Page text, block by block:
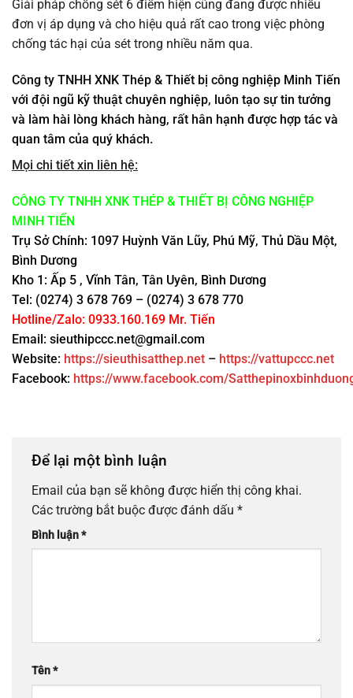
Giải pháp chống sét 6 điểm hiện cũng đang được nhiều
đơn vị áp dụng và cho hiệu quả rất cao trong việc phòng
chống tác hại của sét trong nhiều năm qua.
Công ty TNHH XNK Thép & Thiết bị công nghiệp Minh Tiến
với đội ngũ kỹ thuật chuyên nghiệp, luôn tạo sự tin tưởng
và làm hài lòng khách hàng, rất hân hạnh được hợp tác và
quan tâm của quý khách.
Mọi chi tiết xin liên hệ:
CÔNG TY TNHH XNK THÉP & THIẾT BỊ CÔNG NGHIỆP
MINH TIẾN
Trụ Sở Chính: 1097 Huỳnh Văn Lũy, Phú Mỹ, Thủ Dầu Một,
Bình Dương
Kho 1: Ấp 5 , Vĩnh Tân, Tân Uyên, Bình Dương
Tel: (0274) 3 678 769 – (0274) 3 678 770
Hotline/Zalo: 0933.160.169 Mr. Tiến
Email: sieuthipccc.net@gmail.com
Website: https://sieuthisatthep.net – https://vattupccc.net
Facebook: https://www.facebook.com/
Để lại một bình luận
Email của bạn sẽ không được hiển thị công khai.
Các trường bắt buộc được đánh dấu *
Bình luận*
Tên*